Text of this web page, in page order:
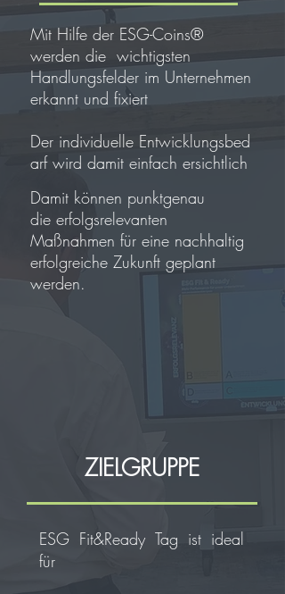
Mit Hilfe der ESG-Coins®
werden die wichtigsten
Handlungsfelder im Unternehmen
erkannt und fixiert
Der individuelle Entwicklungsbed
arf wird damit einfach ersichtlich
Damit können punktgenau
die erfolgsrelevanten
Maßnahmen für eine nachhaltig
erfolgreiche Zukunft geplant
werden.
ZIELGRUPPE
ESG Fit&Ready Tag ist ideal
für